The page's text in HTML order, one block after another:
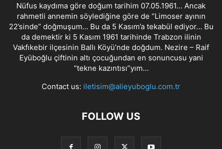
Nüfus kaydıma göre doğum tarihim 07.05.1961… Ancak
rahmetli annemin söylediğine göre de “Limoser ayının
22’sinde” doğmuşum… Bu da 5 Kasım’a tekabül ediyor… Bu
da demektir ki 5 Kasım 1961 tarihinde Trabzon ilinin
Vakfıkebir ilçesinin Ballı Köyü’nde doğdum. Nezire – Raif
Eyüboğlu çiftinin altı çocuğundan en sonuncusu yani
“tekne kazıntısı”yım…
Contact us: iletisim@alieyuboglu.com.tr
FOLLOW US